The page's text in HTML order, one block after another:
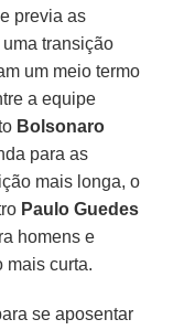
previa as
transição
um meio termo
a equipe
Bolsonaro
para as
mais longa, o
Paulo Guedes
homens e
mais curta.
se aposentar